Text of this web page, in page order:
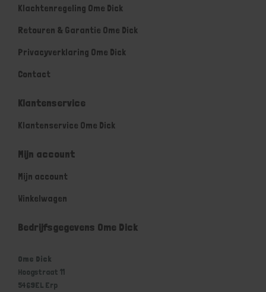
Klachtenregeling Ome Dick
Retouren & Garantie Ome Dick
Privacyverklaring Ome Dick
Contact
Klantenservice
Klantenservice Ome Dick
Mijn account
Mijn account
Winkelwagen
Bedrijfsgegevens Ome Dick
Ome Dick
Hoogstraat 11
5469EL Erp